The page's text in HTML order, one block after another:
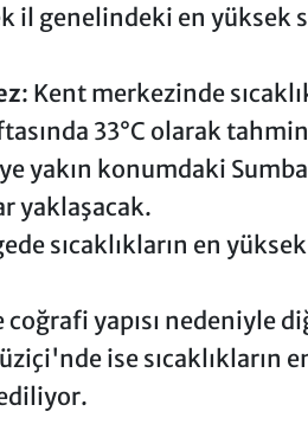
il genelindeki en yüksek
: Kent merkezinde
33°C olarak
yakın konumdaki
yaklaşacak.
sıcaklıkların en
coğrafi yapısı nedeniyle
ise sıcaklıkların